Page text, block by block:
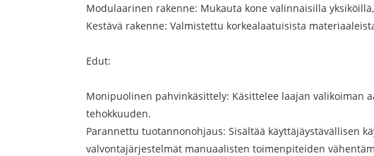
Modulaarinen rakenne: Mukauta kone valinnaisilla
Kestävä rakenne: Valmistettu korkealaatuisista
Edut:
Monipuolinen pahvinkäsittely: Käsittelee laajan valikoiman
tehokkuuden.
Parannettu tuotannonohjaus: Sisältää käyttäjäystävällisen
valvontajärjestelmät manuaalisten toimenpiteiden